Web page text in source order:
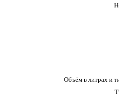
Объём в литрах и